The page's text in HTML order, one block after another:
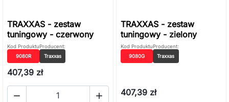
TRAXXAS - zestaw
tuningowy - czerwony
Kod Produktu
9080R
Producent:
Traxxas
407,39 zł
 
TRAXXAS - zestaw
tuningowy - zielony
Kod Produktu
9080G
Producent:
Traxxas
407,39 zł